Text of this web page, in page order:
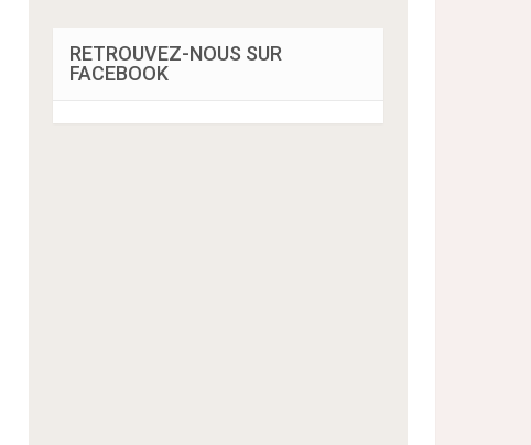
RETROUVEZ-NOUS SUR
FACEBOOK